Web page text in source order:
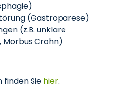
(Gastroparese)
(z.B. unklare
Morbus Crohn)
Sie hier.